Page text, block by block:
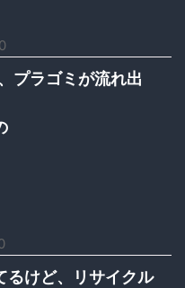
プラゴミが流れ出
るけど、リサイクル